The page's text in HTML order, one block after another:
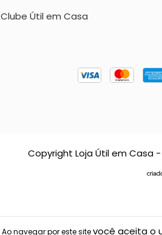
Ao navegar por este sitevocê aceita o
Clube Útil em Casa
Copyright Loja Útil em Casa